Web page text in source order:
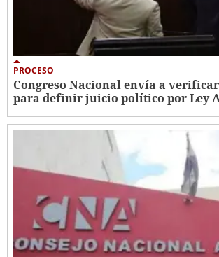
PROCESO
Congreso Nacional envía a
para definir juicio político por Ley